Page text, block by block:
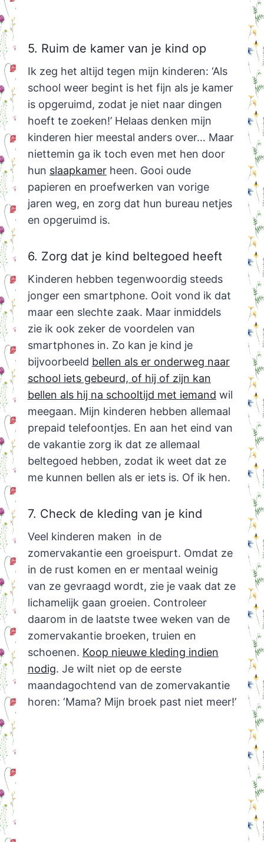
5. Ruim de kamer van je kind op
Ik zeg het altijd tegen mijn kinderen: ‘Als
school weer begint is het fijn als je kamer
is opgeruimd, zodat je niet naar dingen
hoeft te zoeken!’ Helaas denken mijn
kinderen hier meestal anders over… Maar
niettemin ga ik toch even met hen door
hun slaapkamerheen. Gooi oude
papieren en proefwerken van vorige
jaren weg, en zorg dat hun bureau netjes
en opgeruimd is.
6. Zorg dat je kind beltegoed heeft
Kinderen hebben tegenwoordig steeds
jonger een smartphone. Ooit vond ik dat
maar een slechte zaak. Maar inmiddels
zie ik ook zeker de voordelen van
smartphones in. Zo kan je kind je
bijvoorbeeld bellen als er onderweg naar
school iets gebeurd, of hij of zijn kan
bellen als hij na schooltijd met iemand wil
meegaan. Mijn kinderen hebben allemaal
prepaid telefoontjes. En aan het eind van
de vakantie zorg ik dat ze allemaal
beltegoed hebben, zodat ik weet dat ze
me kunnen bellen als er iets is. Of ik hen.
7. Check de kleding van je kind
Veel kinderen maken in de
zomervakantie een groeispurt. Omdat ze
in de rust komen en er mentaal weinig
van ze gevraagd wordt, zie je vaak dat ze
lichamelijk gaan groeien. Controleer
daarom in de laatste twee weken van de
zomervakantie broeken, truien en
schoenen. Koop nieuwe kleding indien
nodig. Je wilt niet op de eerste
maandagochtend van de zomervakantie
horen: ‘Mama? Mijn broek past niet meer!’